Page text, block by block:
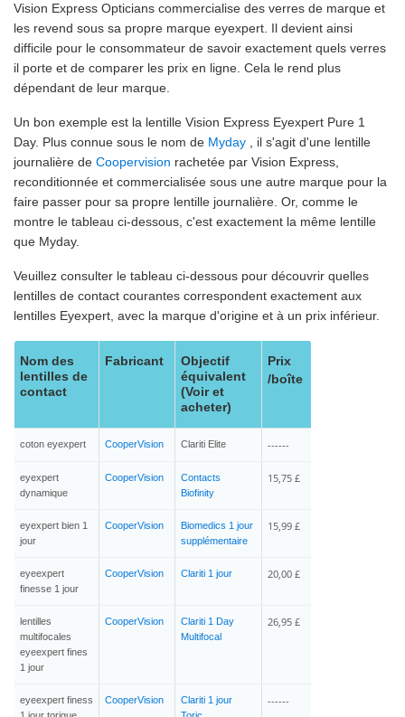
Vision Express Opticians commercialise des verres de marque et
les revend sous sa propre marque eyexpert. Il devient ainsi
difficile pour le consommateur de savoir exactement quels verres
il porte et de comparer les prix en ligne. Cela le rend plus
dépendant de leur marque.
Un bon exemple est la lentille Vision Express Eyexpert Pure 1
Day. Plus connue sous le nom de Myday , il s'agit d'une lentille
journalière de Coopervision rachetée par Vision Express,
reconditionnée et commercialisée sous une autre marque pour la
faire passer pour sa propre lentille journalière. Or, comme le
montre le tableau ci-dessous, c'est exactement la même lentille
que Myday.
Veuillez consulter le tableau ci-dessous pour découvrir quelles
lentilles de contact courantes correspondent exactement aux
lentilles Eyexpert, avec la marque d'origine et à un prix inférieur.
Nom des
lentilles de
contact
Fabricant
Objectif
équivalent
(Voir et
acheter)
Prix
/boîte
coton eyexpert CooperVision Clariti Elite ------
eyexpert
dynamique
CooperVision
Contacts
Biofinity
15,75 £
eyexpert bien 1
jour
CooperVision
Biomedics 1 jour
supplémentaire
15,99 £
eyeexpert
finesse 1 jour
CooperVision Clariti 1 jour 20,00 £
lentilles
multifocales
eyeexpert fines
1 jour
CooperVision
Clariti 1 Day
Multifocal
26,95 £
eyeexpert finess
CooperVision
Clariti 1 jour
------